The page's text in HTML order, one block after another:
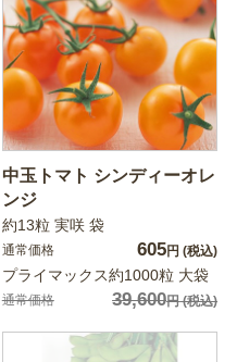
中玉トマト シンディーオレ
ンジ
約13粒 実咲 袋
通常価格 605円 (税込)
プライマックス約1000粒 大袋
通常価格 39,600円(税込)